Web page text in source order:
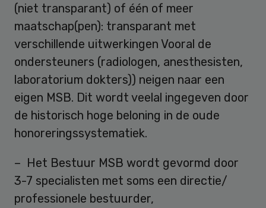
(niet transparant) of één of meer
maatschap(pen): transparant met
verschillende uitwerkingen Vooral de
ondersteuners (radiologen, anesthesisten,
laboratorium dokters)) neigen naar een
eigen MSB. Dit wordt veelal ingegeven door
de historisch hoge beloning in de oude
honoreringssystematiek.
– Het Bestuur MSB wordt gevormd door
3-7 specialisten met soms een directie/
professionele bestuurder,